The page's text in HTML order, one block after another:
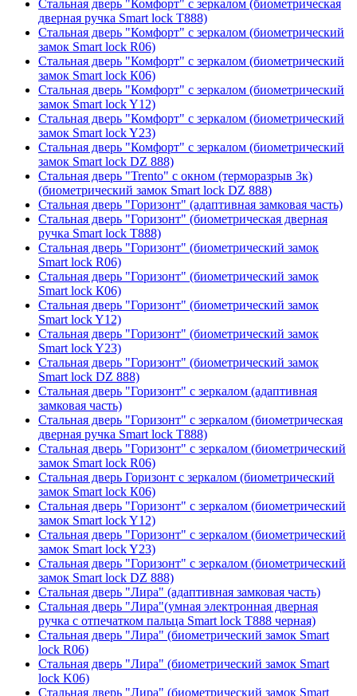
Стальная дверь "Комфорт" с зеркалом (биометрическая
дверная ручка Smart lock T888)
Стальная дверь "Комфорт" с зеркалом (биометрический
замок Smart lock R06)
Стальная дверь "Комфорт" с зеркалом (биометрический
замок Smart lock К06)
Стальная дверь "Комфорт" с зеркалом (биометрический
замок Smart lock Y12)
Стальная дверь "Комфорт" с зеркалом (биометрический
замок Smart lock Y23)
Стальная дверь "Комфорт" с зеркалом (биометрический
замок Smart lock DZ 888)
Стальная дверь "Trento" с окном (терморазрыв 3к)
(биометрический замок Smart lock DZ 888)
Стальная дверь "Горизонт" (адаптивная замковая часть)
Стальная дверь "Горизонт" (биометрическая дверная
ручка Smart lock T888)
Стальная дверь "Горизонт" (биометрический замок
Smart lock R06)
Стальная дверь "Горизонт" (биометрический замок
Smart lock К06)
Стальная дверь "Горизонт" (биометрический замок
Smart lock Y12)
Стальная дверь "Горизонт" (биометрический замок
Smart lock Y23)
Стальная дверь "Горизонт" (биометрический замок
Smart lock DZ 888)
Стальная дверь "Горизонт" с зеркалом (адаптивная
замковая часть)
Стальная дверь "Горизонт" с зеркалом (биометрическая
дверная ручка Smart lock T888)
Стальная дверь "Горизонт" с зеркалом (биометрический
замок Smart lock R06)
Стальная дверь Горизонт с зеркалом (биометрический
замок Smart lock К06)
Стальная дверь "Горизонт" с зеркалом (биометрический
замок Smart lock Y12)
Стальная дверь "Горизонт" с зеркалом (биометрический
замок Smart lock Y23)
Стальная дверь "Горизонт" с зеркалом (биометрический
замок Smart lock DZ 888)
Стальная дверь "Лира" (адаптивная замковая часть)
Стальная дверь "Лира"(умная электронная дверная
ручка с отпечатком пальца Smart lock T888 черная)
Стальная дверь "Лира" (биометрический замок Smart
lock R06)
Стальная дверь "Лира" (биометрический замок Smart
lock K06)
Стальная дверь "Лира" (биометрический замок Smart